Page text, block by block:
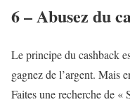
6 – Abusez du
Le principe du cashback
gagnez de l’argent. Mais
Faites une recherche de «